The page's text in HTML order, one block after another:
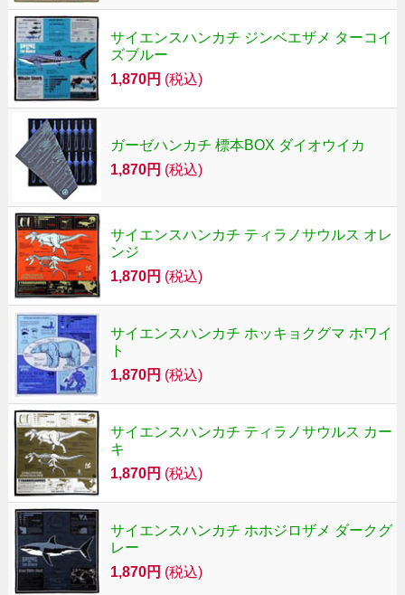
サイエンスハンカチ ジンベエザメ ターコイ
ズブルー
1,870円 (税込)
ガーゼハンカチ 標本BOX ダイオウイカ
1,870円 (税込)
サイエンスハンカチ ティラノサウルス オレ
ンジ
1,870円 (税込)
サイエンスハンカチ ホッキョクグマ ホワイ
ト
1,870円 (税込)
サイエンスハンカチ ティラノサウルス カー
キ
1,870円 (税込)
サイエンスハンカチ ホホジロザメ ダークグ
レー
1,870円 (税込)